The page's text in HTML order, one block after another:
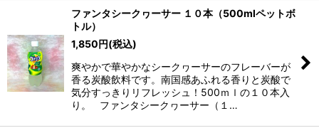
ファンタシークヮーサー １０本（500mlペットボ
トル）
1,850 円(税込)
爽やかで華やかなシークヮーサーのフレーバーが
香る炭酸飲料です。南国感あふれる香りと炭酸で
気分すっきりリフレッシュ！500ｍｌの１０本入
り。 ファンタシークヮーサー（１…